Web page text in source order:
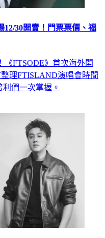
30開賣！門票票價、福
《FTSODE》首次海外開
理FTISLAND演唱會時間
們一次掌握。